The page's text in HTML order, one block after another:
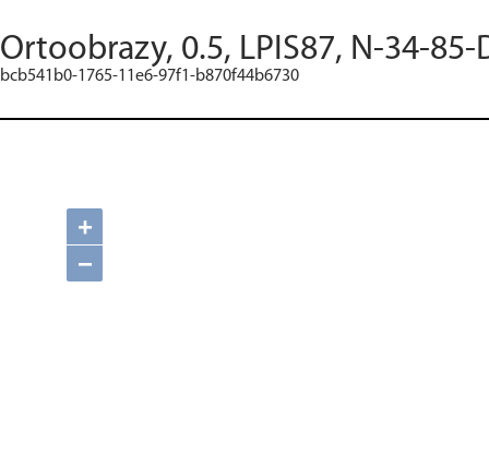
Ortoobrazy, 0.5, LPIS87, N-34-85-
bcb541b0-1765-11e6-97f1-b870f44b6730
+
−